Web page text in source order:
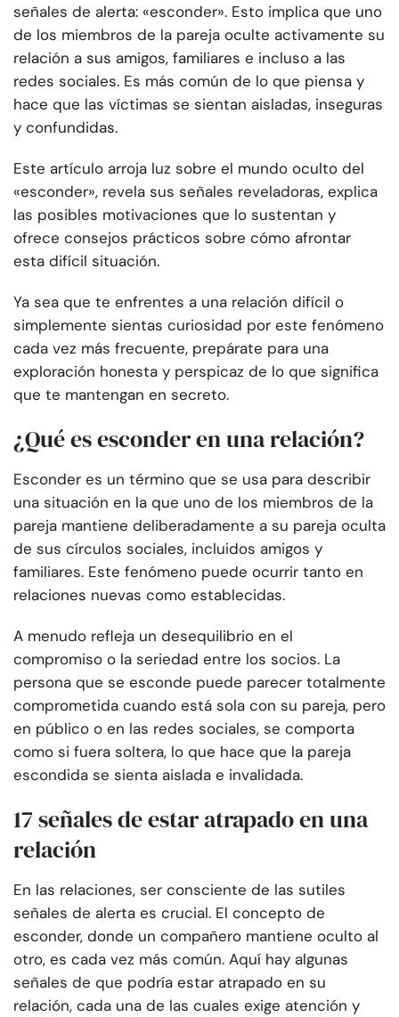
señales de alerta: «esconder». Esto implica que uno
de los miembros de la pareja oculte activamente su
relación a sus amigos, familiares e incluso a las
redes sociales. Es más común de lo que piensa y
hace que las víctimas se sientan aisladas, inseguras
y confundidas.
Este artículo arroja luz sobre el mundo oculto del
«esconder», revela sus señales reveladoras, explica
las posibles motivaciones que lo sustentan y
ofrece consejos prácticos sobre cómo afrontar
esta difícil situación.
Ya sea que te enfrentes a una relación difícil o
simplemente sientas curiosidad por este fenómeno
cada vez más frecuente, prepárate para una
exploración honesta y perspicaz de lo que significa
que te mantengan en secreto.
¿Qué es esconder en una relación?
Esconder es un término que se usa para describir
una situación en la que uno de los miembros de la
pareja mantiene deliberadamente a su pareja oculta
de sus círculos sociales, incluidos amigos y
familiares. Este fenómeno puede ocurrir tanto en
relaciones nuevas como establecidas.
A menudo refleja un desequilibrio en el
compromiso o la seriedad entre los socios. La
persona que se esconde puede parecer totalmente
comprometida cuando está sola con su pareja, pero
en público o en las redes sociales, se comporta
como si fuera soltera, lo que hace que la pareja
escondida se sienta aislada e invalidada.
17 señales de estar atrapado en una
relación
En las relaciones, ser consciente de las sutiles
señales de alerta es crucial. El concepto de
esconder, donde un compañero mantiene oculto al
otro, es cada vez más común. Aquí hay algunas
señales de que podría estar atrapado en su
relación, cada una de las cuales exige atención y